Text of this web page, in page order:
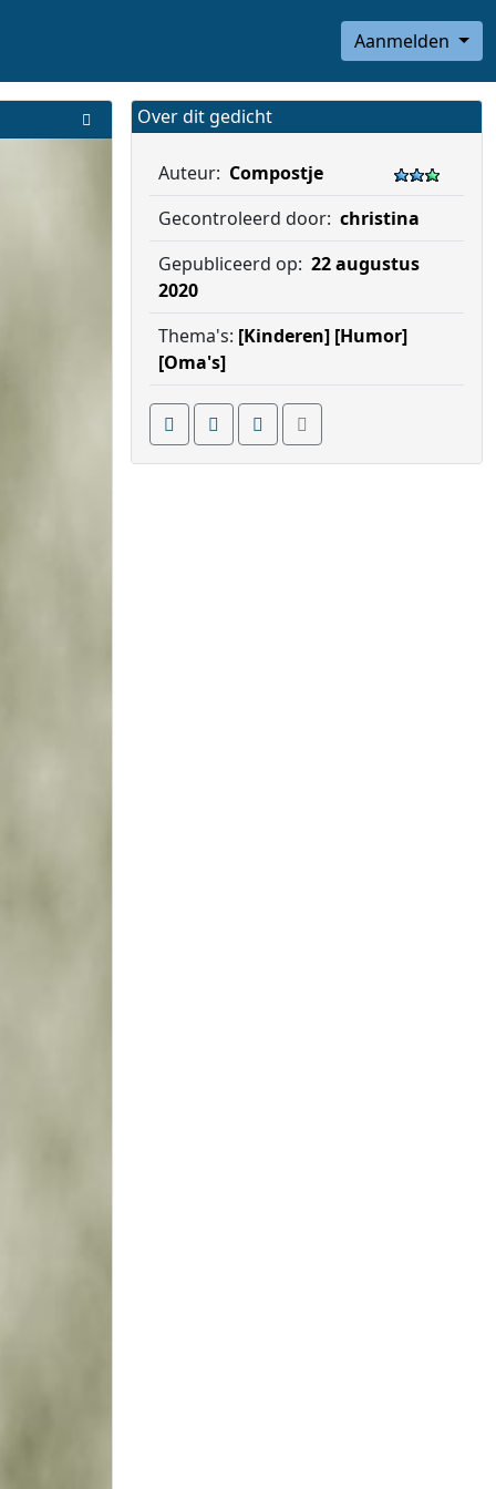
Aanmelden
Over dit gedicht
Auteur: Compostje
Gecontroleerd door: christina
Gepubliceerd op: 22 augustus
2020
Thema's: [Kinderen] [Humor]
[Oma's]